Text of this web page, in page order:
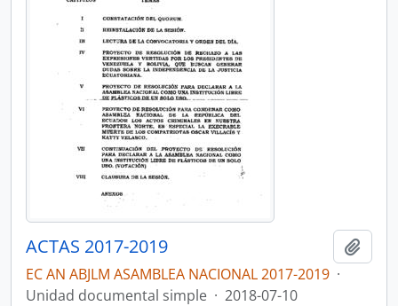
ACTAS 2017-2019
EC AN ABJLM ASAMBLEA NACIONAL 2017-2019 ·
Unidad documental simple · 2018-07-10